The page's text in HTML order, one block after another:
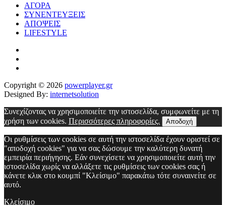
ΑΓΟΡΑ
ΣΥΝΕΝΤΕΥΞΕΙΣ
ΑΠΟΨΕΙΣ
LIFESTYLE
Copyright © 2026 powerplayer.gr
Designed By: internetsolution
Συνεχίζοντας να χρησιμοποιείτε την ιστοσελίδα, συμφωνείτε με τη
χρήση των cookies. Περισσότερες πληροφορίες. Αποδοχή
Οι ρυθμίσεις των cookies σε αυτή την ιστοσελίδα έχουν οριστεί σε
"αποδοχή cookies" για να σας δώσουμε την καλύτερη δυνατή
εμπειρία περιήγησης. Εάν συνεχίσετε να χρησιμοποιείτε αυτή την
ιστοσελίδα χωρίς να αλλάξετε τις ρυθμίσεις των cookies σας ή
κάνετε κλικ στο κουμπί "Κλείσιμο" παρακάτω τότε συναινείτε σε
αυτό.
Κλείσιμο